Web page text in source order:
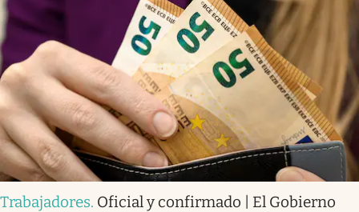
Trabajadores. Oficial y confirmado | El Gobierno